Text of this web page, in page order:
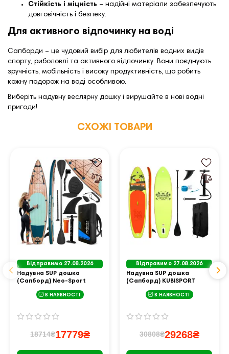
Стійкість і міцність – надійні матеріали забезпечують
довговічність і безпеку.
Для активного відпочинку на воді
Сапборди – це чудовий вибір для любителів водних видів
спорту, риболовлі та активного відпочинку. Вони поєднують
зручність, мобільність і високу продуктивність, що робить
кожну подорож на воді особливою.
Виберіть надувну веслярну дошку і вирушайте в нові водні
пригоди!
СХОЖІ ТОВАРИ
Відправимо 27.08.2026
Надувна SUP дошка
(Сапборд) Neo-Sport
В НАЯВНОСТІ
18714₴17779₴
Відправимо 27.08.2026
Надувна SUP дошка
(Сапборд) KUBISPORT
В НАЯВНОСТІ
30808₴29268₴